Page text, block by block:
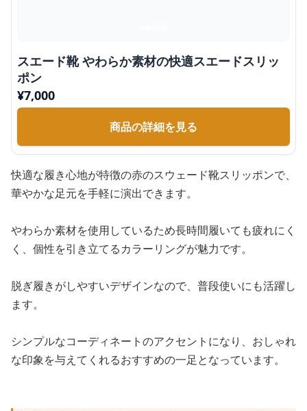
スエード靴 やわらか素材の快適スエードスリッ
ポン
¥7,000
商品の詳細を見る
快適な履き心地が特徴の赤のスウェード靴スリッポンで、
華やかな足元を手軽に演出できます。
やわらか素材を使用しているため長時間履いても疲れにく
く、個性を引き立てるカラーリングが魅力です。
脱ぎ履きがしやすいデザインなので、普段使いにも活躍し
ます。
シンプルなコーディネートのアクセントになり、おしゃれ
な印象を与えてくれるおすすめの一足となっています。